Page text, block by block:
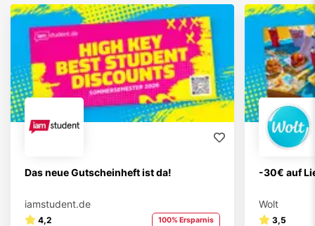
Das neue Gutscheinheft ist da!
iamstudent.de
4,2 100% Ersparnis
-30€ auf
Wolt
3,5